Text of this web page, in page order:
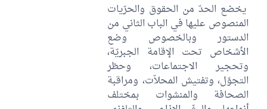
يخضع الحدّ من الحقوق والحرّيات
المنصوص عليها في الباب الثاني من
الدستور وبالخصوص وضع
الأشخاص تحت الإقامة الجبريّة،
وتحجير الاجتماعات، وحظر
التجوّل، وتفتيش المحلاّت، ومراقبة
الصحافة والمنشوات بمختلف